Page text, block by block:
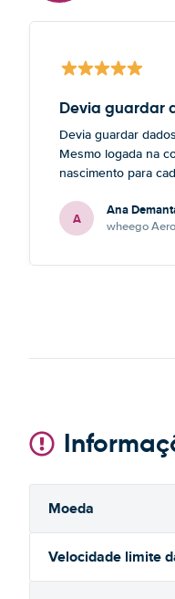
Devia guardar
Devia guardar
Mesmo logada na
nascimento para
A Ana
wheego
Moeda
Velocidade limite